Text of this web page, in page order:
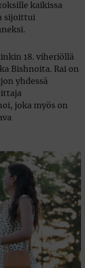
kaikissa
sijoittui
18. viheriöllä
Bishnoita. Rai on
yhdessä
joka myös on